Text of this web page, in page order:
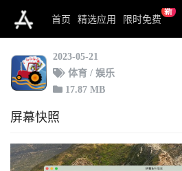
首页 精选应用 限时免费
新
拖拉机.斗地主.拱猪
2023-05-21
体育 / 娱乐
17.87 MB
屏幕快照